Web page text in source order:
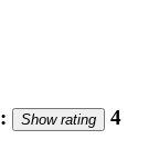
: Show rating
4